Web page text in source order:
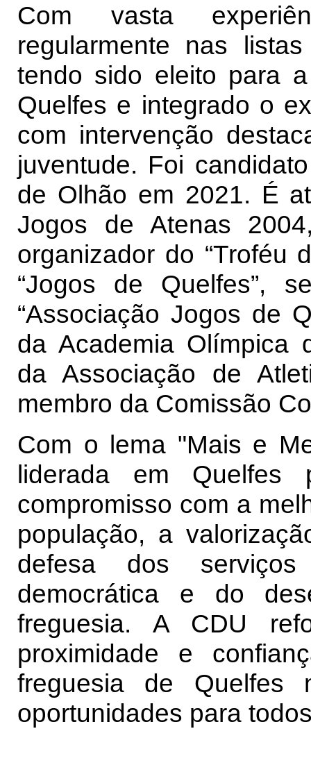
Com vasta
regularmente nas
tendo sido eleito para
Quelfes e integrado o
com intervenção
juventude. Foi
de Olhão em 2021. É
Jogos de Atenas
organizador do “Troféu
“Jogos de Quelfes”,
“Associação Jogos de
da Academia Olímpica
da Associação de
membro da Comissão
Com o lema "Mais e
liderada em
compromisso com a
população, a
defesa dos
democrática e do
freguesia. A CDU
proximidade e
freguesia de Quelfes
oportunidades para